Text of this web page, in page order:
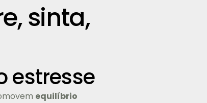
sinta,
estresse
equilíbrio